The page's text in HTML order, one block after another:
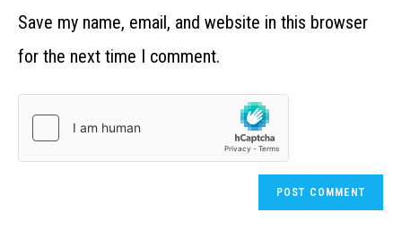
Save my name, email, and website in this browser
for the next time I comment.